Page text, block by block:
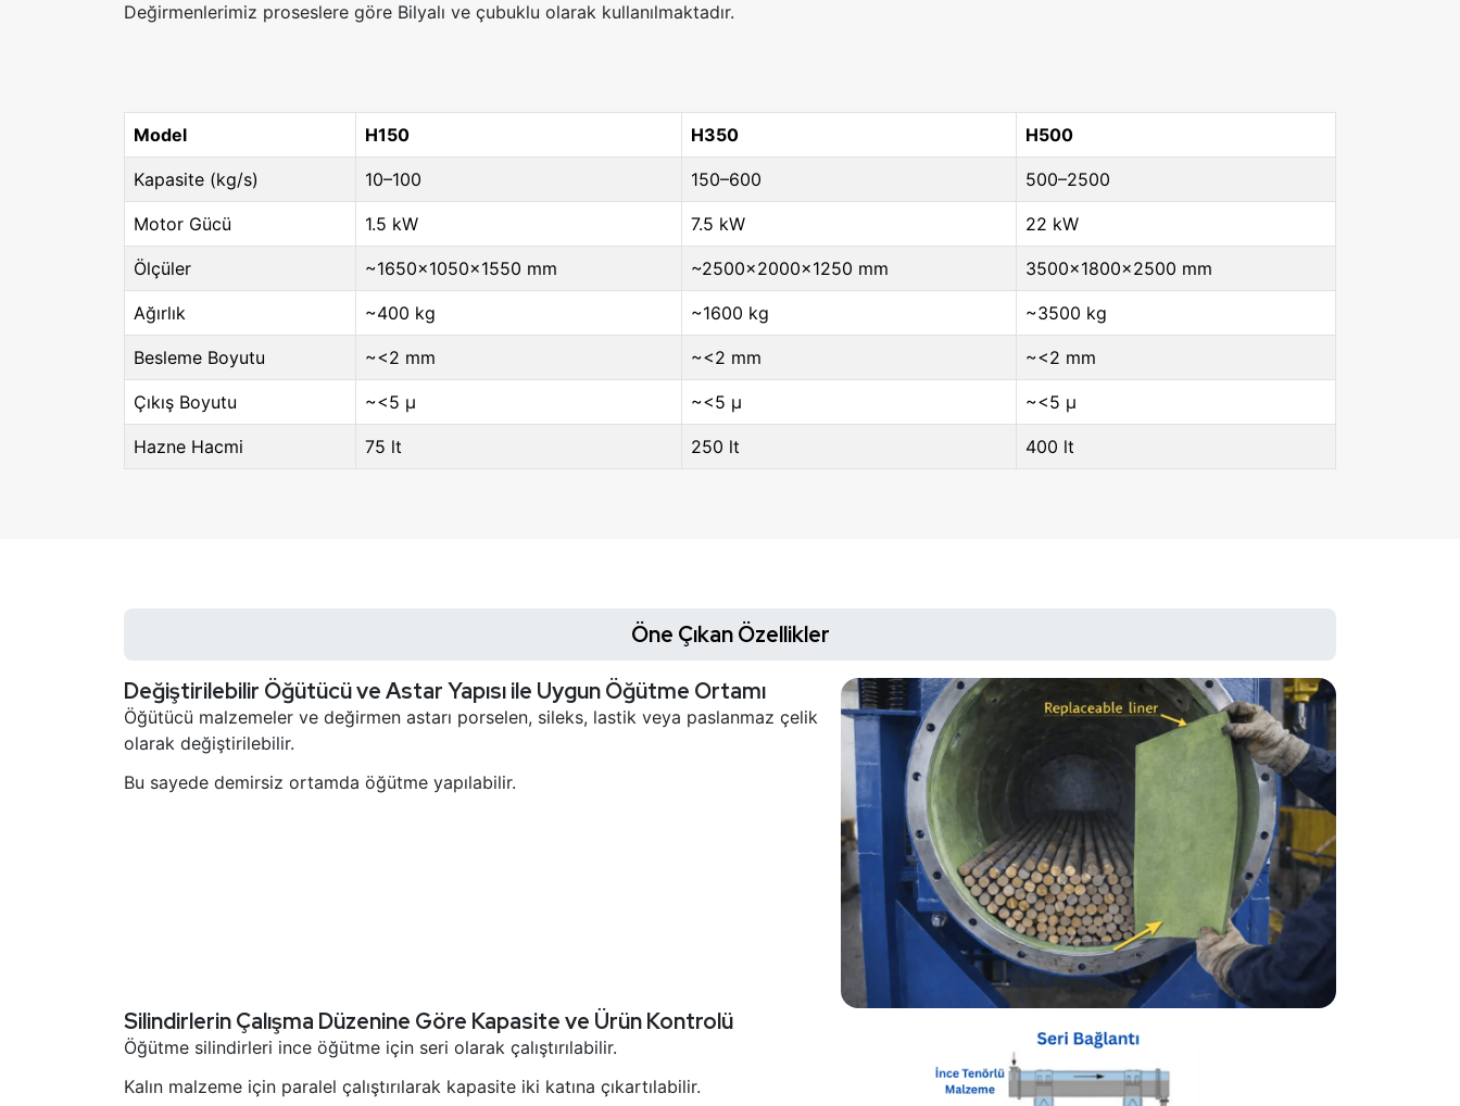
Değirmenlerimiz proseslere göre Bilyalı ve çubuklu olarak kullanılmaktadır.
Model H150 H350 H500
Kapasite (kg/s) 10–100 150–600 500–2500
Motor Gücü 1.5 kW 7.5 kW 22 kW
Ölçüler ~1650×1050×1550 mm ~2500×2000×1250 mm 3500×1800×2500 mm
Ağırlık ~400 kg ~1600 kg ~3500 kg
Besleme Boyutu ~<2 mm ~<2 mm ~<2 mm
Çıkış Boyutu ~<5 μ ~<5 μ ~<5 μ
Hazne Hacmi 75 lt 250 lt 400 lt
Öne Çıkan Özellikler
Değiştirilebilir Öğütücü ve Astar Yapısı ile Uygun Öğütme Ortamı
Öğütücü malzemeler ve değirmen astarı porselen, sileks, lastik veya paslanmaz çelik
olarak değiştirilebilir.
Bu sayede demirsiz ortamda öğütme yapılabilir.
Silindirlerin Çalışma Düzenine Göre Kapasite ve Ürün Kontrolü
Öğütme silindirleri ince öğütme için seri olarak çalıştırılabilir.
Kalın malzeme için paralel çalıştırılarak kapasite iki katına çıkartılabilir.